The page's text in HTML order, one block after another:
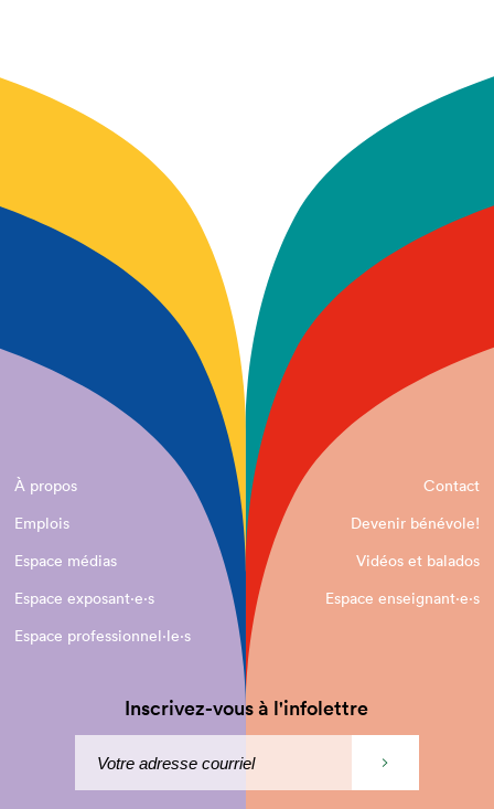
À propos
Contact
Emplois
Devenir bénévole!
Espace médias
Vidéos et balados
Espace exposant·e⋅s
Espace enseignant·e⋅s
Espace professionnel·le⋅s
Inscrivez-vous à l'infolettre